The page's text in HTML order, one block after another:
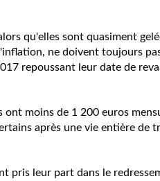
qu'elles sont quasiment
ne doivent toujours
repoussant leur date de
ont moins de 1 200 euros
après une vie entière de
pris leur part dans le